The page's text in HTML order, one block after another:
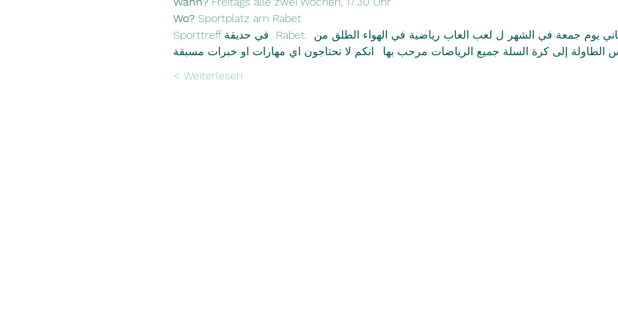
Wo? Sportplatz am Rabet
Sporttreff في حديقة  Rabet. نود مقابلتكم في ظهر كل ثاني يوم جمعة في الشهر ل لعب العاب رياضية في الهواء الطلق من
Weiterlesen >